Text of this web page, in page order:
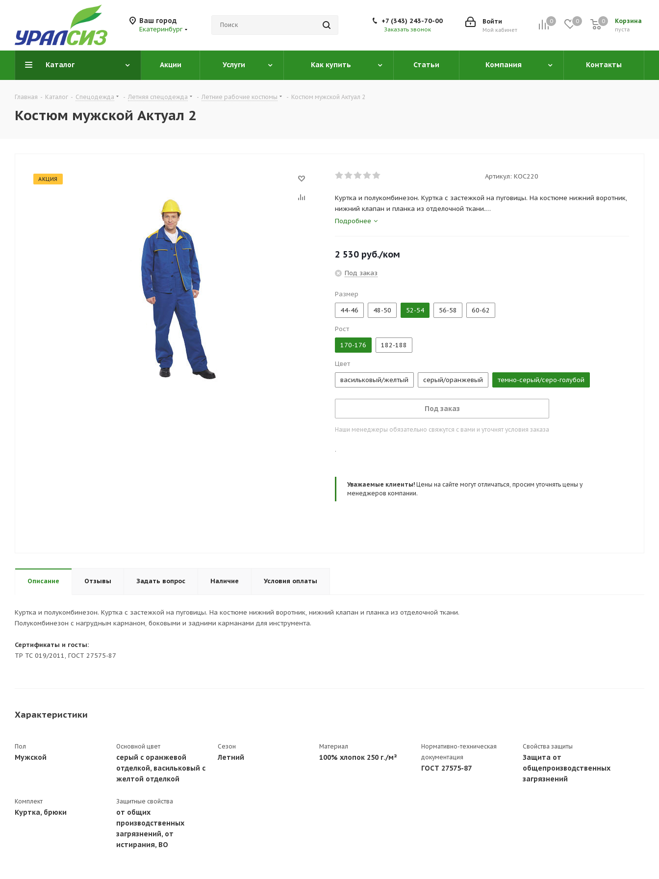
Ваш город
Екатеринбург
0 0 Корзина
0
пуста
0
Войти
Мой кабинет
+7 (343) 243-70-00
Заказать звонок
Каталог Акции Услуги Как купить Статьи Компания Контакты
Главная - Каталог - Спецодежда - Летняя спецодежда - Летние рабочие костюмы - Костюм мужской Актуал 2
Костюм мужской Актуал 2
АКЦИЯ Артикул: КОС220
Куртка и полукомбинезон. Куртка с застежкой на пуговицы. На костюме нижний воротник,
нижний клапан и планка из отделочной ткани.
Полукомбинезон с нагрудным карманом, боковыми и задними карманами для
Сертификаты и госты:
Подробнее
2 530 руб./ком
Под заказ
Размер
44-46
48-50 52-54 56-58 60-62
Рост
170-176
182-188
Цвет
васильковый/желтый
серый/оранжевый темно-серый/серо-голубой
Под заказ
Наши менеджеры обязательно свяжутся с вами и уточнят условия заказа
.
Уважаемые клиенты! Цены на сайте могут отличаться, просим уточнять цены у
менеджеров компании.
Описание Отзывы Задать вопрос Наличие Условия оплаты
Куртка и полукомбинезон. Куртка с застежкой на пуговицы. На костюме нижний воротник, нижний клапан и планка из отделочной ткани.
Полукомбинезон с нагрудным карманом, боковыми и задними карманами для инструмента.
Сертификаты и госты:
ТР ТС 019/2011, ГОСТ 27575-87
Характеристики
Пол
Мужской
Основной цвет
серый с оранжевой
отделкой, васильковый с
желтой отделкой
Сезон
Летний
Материал
100% хлопок 250 г./м²
Нормативно-техническая
документация
ГОСТ 27575-87
Свойства защиты
Защита от
общепроизводственных
загрязнений
Комплект
Куртка, брюки
Защитные свойства
от общих
производственных
загрязнений, от
истирания, ВО